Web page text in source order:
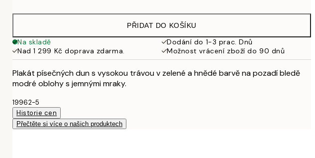
925 Kč
PŘIDAT DO KOŠÍKU
Na skladě
Dodání do 1-3 prac. Dnů
Nad 1 299 Kč doprava zdarma.
Možnost vrácení zboží do 90 dnů
Plakát písečných dun s vysokou trávou v zelené a hnědé barvě na pozadí bledě
modré oblohy s jemnými mraky.
19962-5
Historie cen
Přečtěte si více o našich produktech